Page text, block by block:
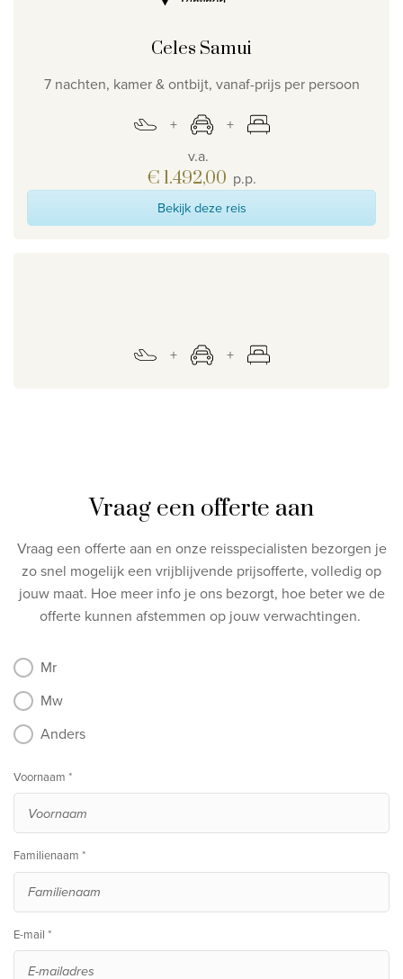
Celes Samui
7 nachten, kamer & ontbijt, vanaf-prijs per persoon
v.a.
€ 1.492,00 p.p.
Bekijk deze reis
Vraag een offerte aan
Vraag een offerte aan en onze reisspecialisten bezorgen je
zo snel mogelijk een vrijblijvende prijsofferte, volledig op
jouw maat. Hoe meer info je ons bezorgt, hoe beter we de
offerte kunnen afstemmen op jouw verwachtingen.
Mr
Mw
Anders
Voornaam *
Familienaam *
E-mail *